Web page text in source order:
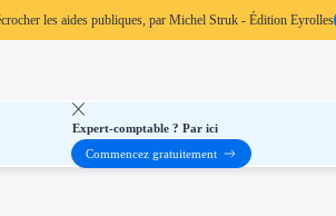
les aides publiques, par Michel Struk - Édition Eyrolles
Expert-comptable ? Par ici
Commencez gratuitement